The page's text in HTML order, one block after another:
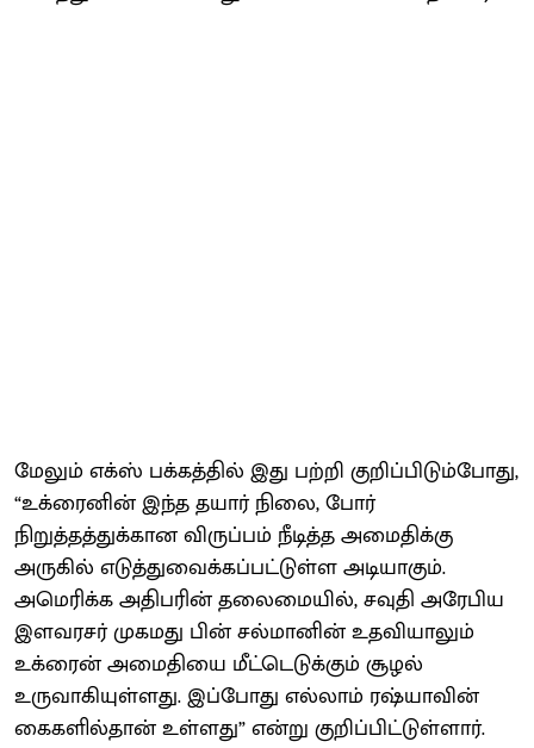
மேலும் எக்ஸ் பக்கத்தில் இது பற்றி குறிப்பிடும்போது,
“உக்ரைனின் இந்த தயார் நிலை, போர்
நிறுத்தத்துக்கான விருப்பம் நீடித்த அமைதிக்கு
அருகில் எடுத்துவைக்கப்பட்டுள்ள அடியாகும்.
அமெரிக்க அதிபரின் தலைமையில், சவுதி அரேபிய
இளவரசர் முகமது பின் சல்மானின் உதவியாலும்
உக்ரைன் அமைதியை மீட்டெடுக்கும் சூழல்
உருவாகியுள்ளது. இப்போது எல்லாம் ரஷ்யாவின்
கைகளில்தான் உள்ளது” என்று குறிப்பிட்டுள்ளார்.